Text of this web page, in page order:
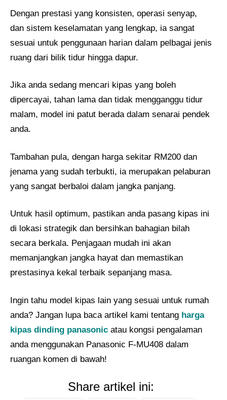
Dengan prestasi yang konsisten, operasi senyap,
dan sistem keselamatan yang lengkap, ia sangat
sesuai untuk penggunaan harian dalam pelbagai jenis
ruang dari bilik tidur hingga dapur.
Jika anda sedang mencari kipas yang boleh
dipercayai, tahan lama dan tidak mengganggu tidur
malam, model ini patut berada dalam senarai pendek
anda.
Tambahan pula, dengan harga sekitar RM200 dan
jenama yang sudah terbukti, ia merupakan pelaburan
yang sangat berbaloi dalam jangka panjang.
Untuk hasil optimum, pastikan anda pasang kipas ini
di lokasi strategik dan bersihkan bahagian bilah
secara berkala. Penjagaan mudah ini akan
memanjangkan jangka hayat dan memastikan
prestasinya kekal terbaik sepanjang masa.
Ingin tahu model kipas lain yang sesuai untuk rumah
anda? Jangan lupa baca artikel kami tentang harga
kipas dinding panasonic atau kongsi pengalaman
anda menggunakan Panasonic F-MU408 dalam
ruangan komen di bawah!
Share artikel ini: